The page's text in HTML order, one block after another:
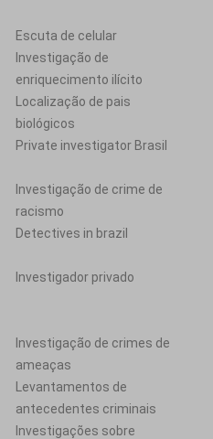
Escuta de celular
Investigação de
enriquecimento ilícito
Localização de pais
biológicos
Private investigator Brasil
Investigação de crime de
racismo
Detectives in brazil
Investigador privado
Investigação de crimes de
ameaças
Levantamentos de
antecedentes criminais
Investigações sobre